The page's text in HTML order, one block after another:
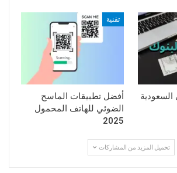
السعودية
تقنية
أفضل تطبيقات الماسح
الضوئي للهاتف المحمول
2025
تحميل المزيد من المشاركات